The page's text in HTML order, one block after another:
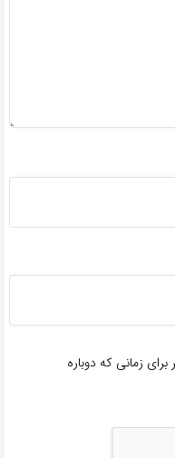
زمانی که دوباره